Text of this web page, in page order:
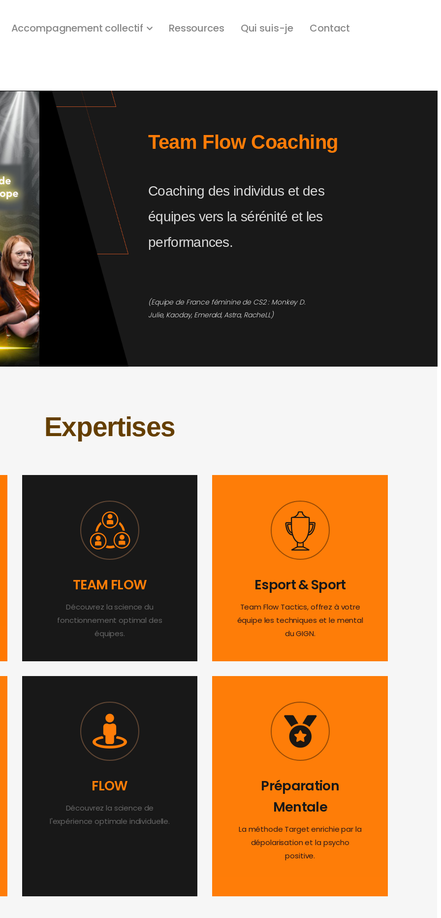
Accompagnement collectif Ressources Qui suis-je Contact
Team Flow Coaching
Coaching des individus et des
équipes vers la sérénité et les
performances.
(Equipe de France féminine de CS2 : Monkey D.
Julie, Kaoday, Emerald, Astra, RacheLL)
Expertises
TEAM FLOW
Découvrez la science du
fonctionnement optimal des
équipes.
Esport & Sport
Team Flow Tactics, offrez à votre
équipe les techniques et le mental
du GIGN.
FLOW
Découvrez la science de
l'expérience optimale individuelle.
Préparation
Mentale
La méthode Target enrichie par la
dépolarisation et la psycho
positive.